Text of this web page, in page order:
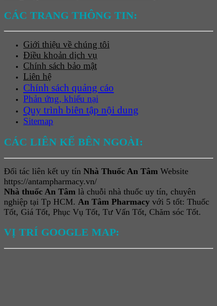
CÁC TRANG THÔNG TIN:
Giới thiệu về chúng tôi
Điều khoản dịch vụ
Chính sách bảo mật
Liên hệ
Chính sách quảng cáo
Phản ứng, khiếu nại
Quy trình biên tập nội dung
Sitemap
CÁC LIÊN KẾ BÊN NGOÀI:
Đối tác liên kết uy tín Nhà Thuốc An Tâm Website
https://antampharmacy.vn/
Nhà thuốc An Tâm là chuỗi nhà thuốc uy tín, chuyên
nghiệp tại Tp HCM. An Tâm Pharmacy với 5 tốt: Thuốc
Tốt, Giá Tốt, Phục Vụ Tốt, Tư Vấn Tốt, Chăm sóc Tốt.
VỊ TRÍ GOOGLE MAP: